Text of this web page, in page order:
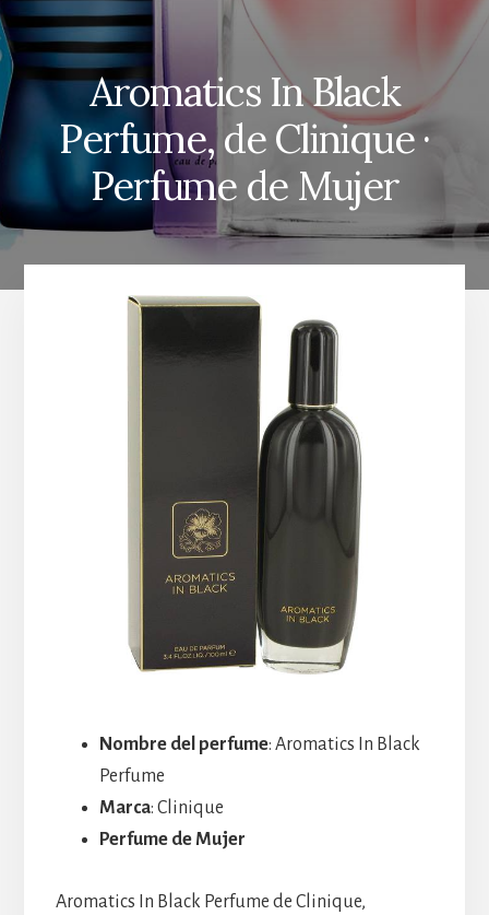
Aromatics In Black
Perfume, de Clinique ·
Perfume de Mujer
Nombre del perfume: Aromatics In Black
Perfume
Marca: Clinique
Perfume de Mujer
Aromatics In Black Perfume de Clinique,